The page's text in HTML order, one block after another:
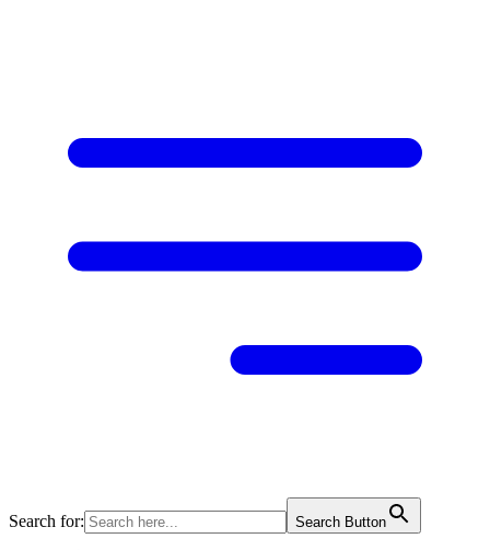
Search for: Search Button